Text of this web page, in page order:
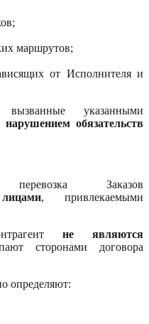
маршрутов;
от Исполнителя и
указанными
обязательств
Заказов
, привлекаемыми
не являются
сторонами договора
определяют: